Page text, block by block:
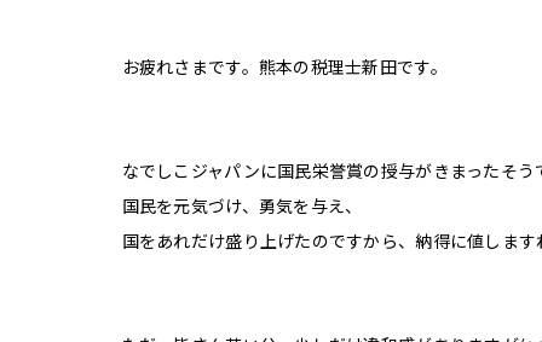
お疲れさまです。熊本の税理士新田です。
なでしこジャパンに国民栄誉賞の授与がきまったそう
国民を元気づけ、勇気を与え、
国をあれだけ盛り上げたのですから、納得に値します